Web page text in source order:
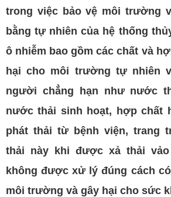
trong việc bảo vệ môi trường
bằng tự nhiên của hệ thống
ô nhiễm bao gồm các chất và
hại cho môi trường tự nhiên
người chẳng hạn như nước
nước thải sinh hoạt, hợp chất
phát thải từ bệnh viện, trang
thải này khi được xả thải
không được xử lý đúng cách
môi trường và gây hại cho sức